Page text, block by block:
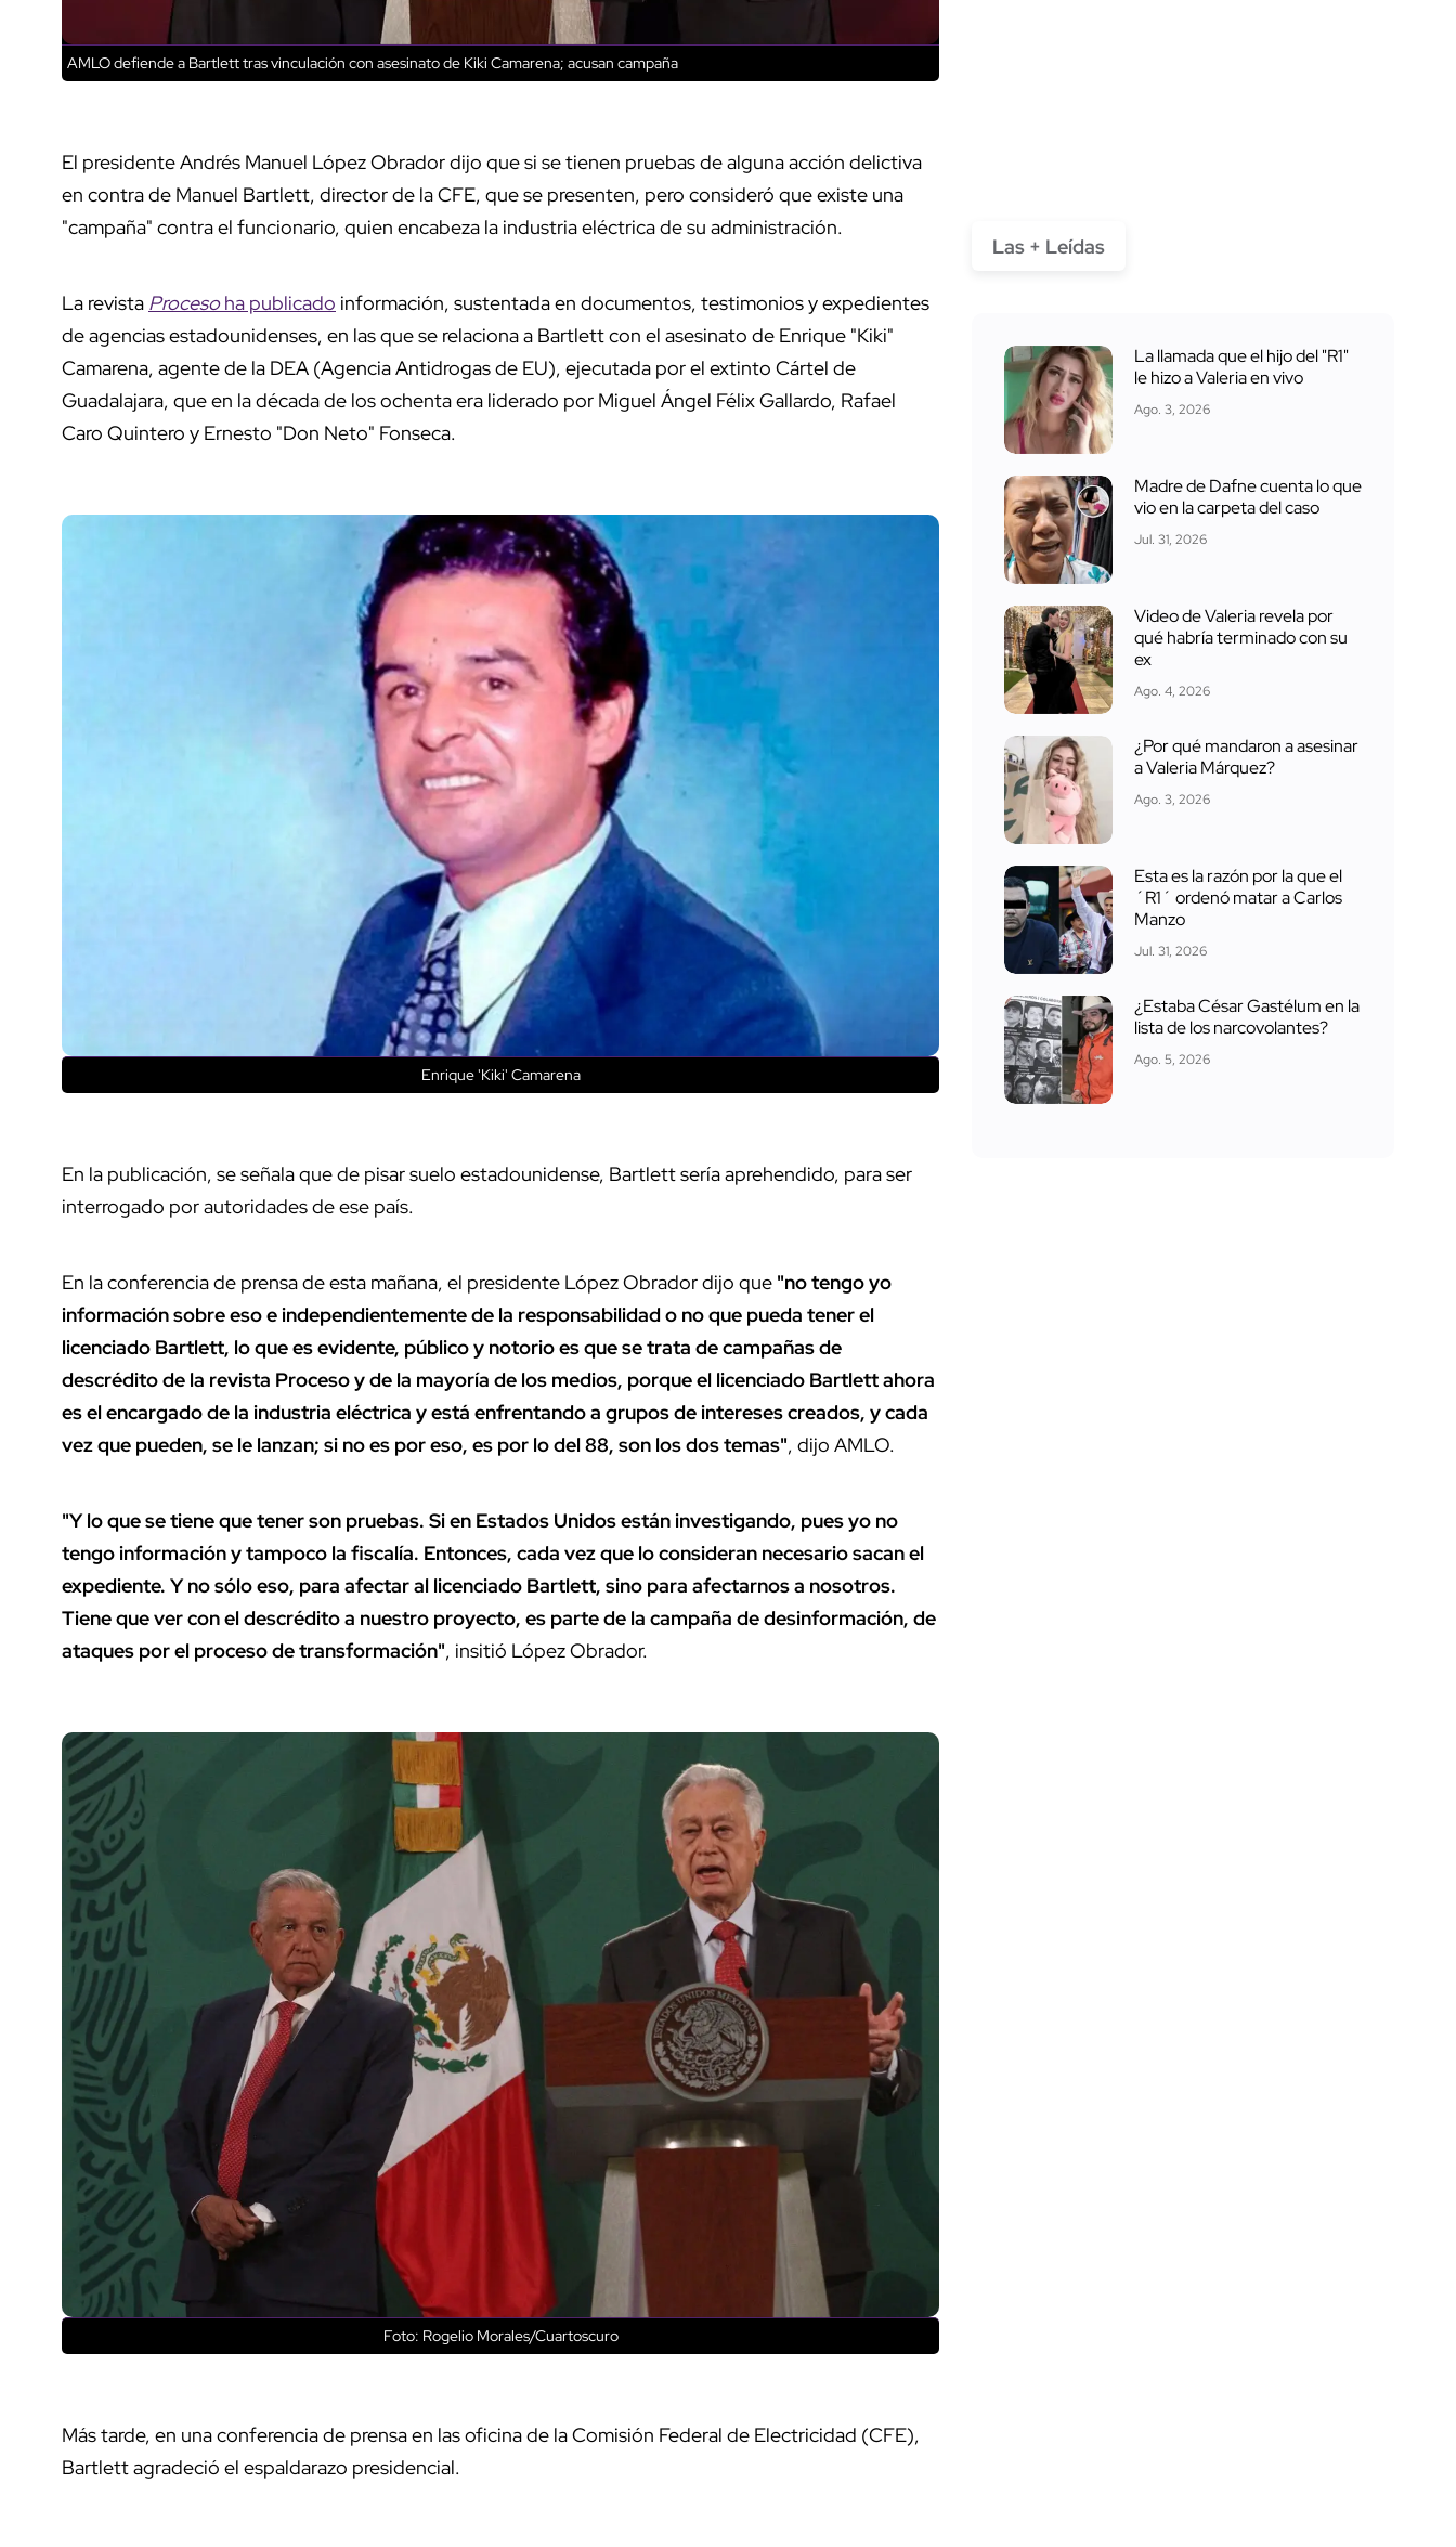
AMLO defiende a Bartlett tras vinculación con asesinato de Kiki Camarena; acusan campaña
El presidente Andrés Manuel López Obrador dijo que si se tienen pruebas de alguna acción delictiva
en contra de Manuel Bartlett, director de la CFE, que se presenten, pero consideró que existe una
"campaña" contra el funcionario, quien encabeza la industria eléctrica de su administración.
La revista Procesoha publicado información, sustentada en documentos, testimonios y expedientes
de agencias estadounidenses, en las que se relaciona a Bartlett con el asesinato de Enrique "Kiki"
Camarena, agente de la DEA (Agencia Antidrogas de EU), ejecutada por el extinto Cártel de
Guadalajara, que en la década de los ochenta era liderado por Miguel Ángel Félix Gallardo, Rafael
Caro Quintero y Ernesto "Don Neto" Fonseca.
Enrique 'Kiki' Camarena
En la publicación, se señala que de pisar suelo estadounidense, Bartlett sería aprehendido, para ser
interrogado por autoridades de ese país.
En la conferencia de prensa de esta mañana, el presidente López Obrador dijo que "no tengo yo
información sobre eso e independientemente de la responsabilidad o no que pueda tener el
licenciado Bartlett, lo que es evidente, público y notorio es que se trata de campañas de
descrédito de la revista Proceso y de la mayoría de los medios, porque el licenciado Bartlett ahora
es el encargado de la industria eléctrica y está enfrentando a grupos de intereses creados, y cada
vez que pueden, se le lanzan; si no es por eso, es por lo del 88, son los dos temas", dijo AMLO.
"Y lo que se tiene que tener son pruebas. Si en Estados Unidos están investigando, pues yo no
tengo información y tampoco la fiscalía. Entonces, cada vez que lo consideran necesario sacan el
expediente. Y no sólo eso, para afectar al licenciado Bartlett, sino para afectarnos a nosotros.
Tiene que ver con el descrédito a nuestro proyecto, es parte de la campaña de desinformación, de
ataques por el proceso de transformación", insitió López Obrador.
Foto: Rogelio Morales/Cuartoscuro
Más tarde, en una conferencia de prensa en las oficina de la Comisión Federal de Electricidad (CFE),
Bartlett agradeció el espaldarazo presidencial.
Las + Leídas
La llamada que el hijo del "R1"
le hizo a Valeria en vivo
Ago. 3, 2026
Madre de Dafne cuenta lo que
vio en la carpeta del caso
Jul. 31, 2026
Video de Valeria revela por
qué habría terminado con su
ex
Ago. 4, 2026
¿Por qué mandaron a asesinar
a Valeria Márquez?
Ago. 3, 2026
Esta es la razón por la que el
´R1´ ordenó matar a Carlos
Manzo
Jul. 31, 2026
¿Estaba César Gastélum en la
lista de los narcovolantes?
Ago. 5, 2026